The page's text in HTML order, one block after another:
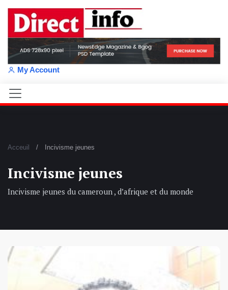
My Account
Acceuil Incivisme jeunes
Incivisme jeunes
Incivisme jeunes du cameroun , d’afrique et du monde